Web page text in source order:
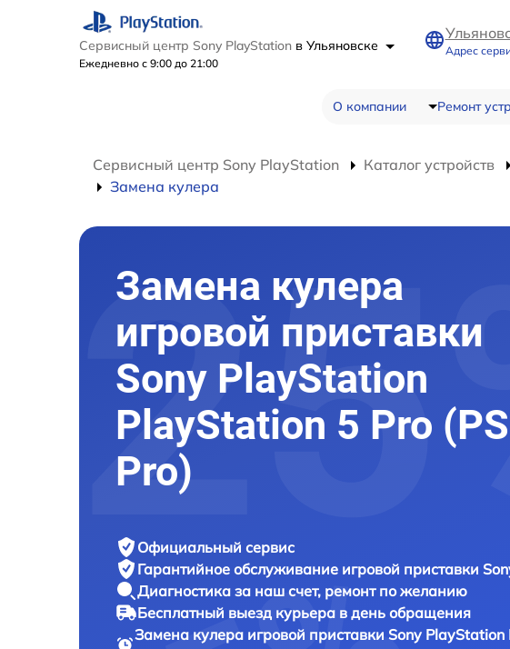
Сервисный центр Sony PlayStation в Ульяновске
Ежедневно с 9:00 до 21:00
Адрес
О компании Ремонт
Сервисный центр Sony PlayStation Каталог устройств
Замена кулера
Замена кулера
игровой приставки
Sony PlayStation
PlayStation 5 Pro
Pro)
Официальный сервис
Гарантийное обслуживание игровой приставки
Диагностика за наш счет, ремонт по желанию
Бесплатный выезд курьера в день обращения
Замена кулера игровой приставки Sony PlayStation